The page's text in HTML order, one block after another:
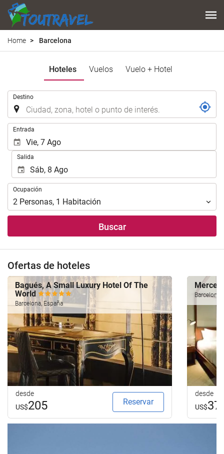
Home Barcelona
Hoteles Vuelos Vuelo + Hotel
Destino
Entrada
Salida
Ocupación
Ocupación
2 Personas, 1 Habitación
Buscar
Ofertas de hoteles
Bagués, A Small Luxury Hotel Of The
World
Barcelona, España
desde
US$205 Reservar
Mercer
Barcelona,
desde
US$